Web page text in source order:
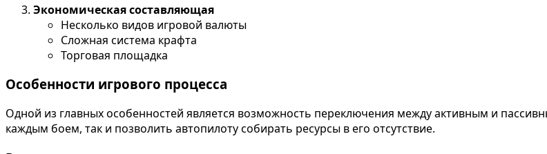
Экономическая составляющая
Несколько видов игровой валюты
Сложная система крафта
Торговая площадка
Особенности игрового процесса
Одной из главных особенностей является возможность переключения между активным и
каждым боем, так и позволить автопилоту собирать ресурсы в его отсутствие.